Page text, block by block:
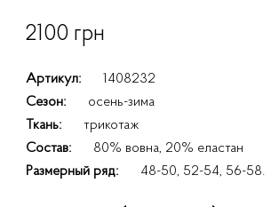
2100 грн
Артикул:
1408232
Сезон:
осень-зима
Ткань:
трикотаж
Состав:
80% вовна, 20% еластан
Размерный ряд:
48-50, 52-54, 56-58.